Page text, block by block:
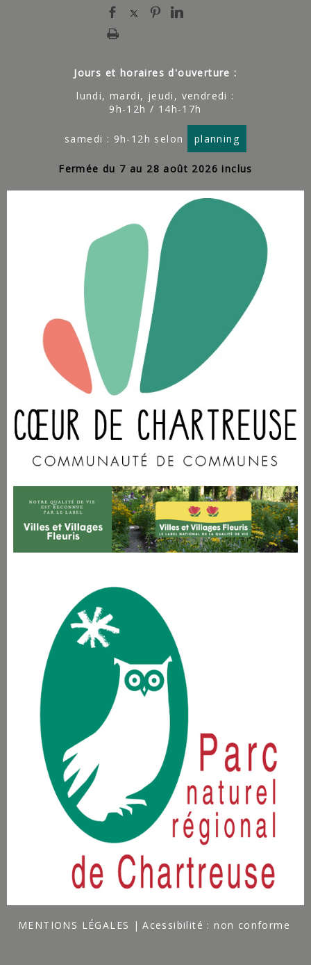
Jours et horaires d'ouverture :
lundi, mardi, jeudi, vendredi :
9h-12h / 14h-17h
samedi : 9h-12h selon planning
Fermée du 7 au 28 août 2026 inclus
MENTIONS LÉGALES Acessibilité : non conforme